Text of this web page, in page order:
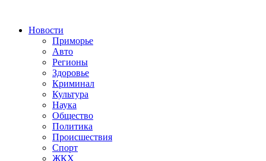
Новости
Приморье
Авто
Регионы
Здоровье
Криминал
Культура
Наука
Общество
Политика
Происшествия
Спорт
ЖКХ